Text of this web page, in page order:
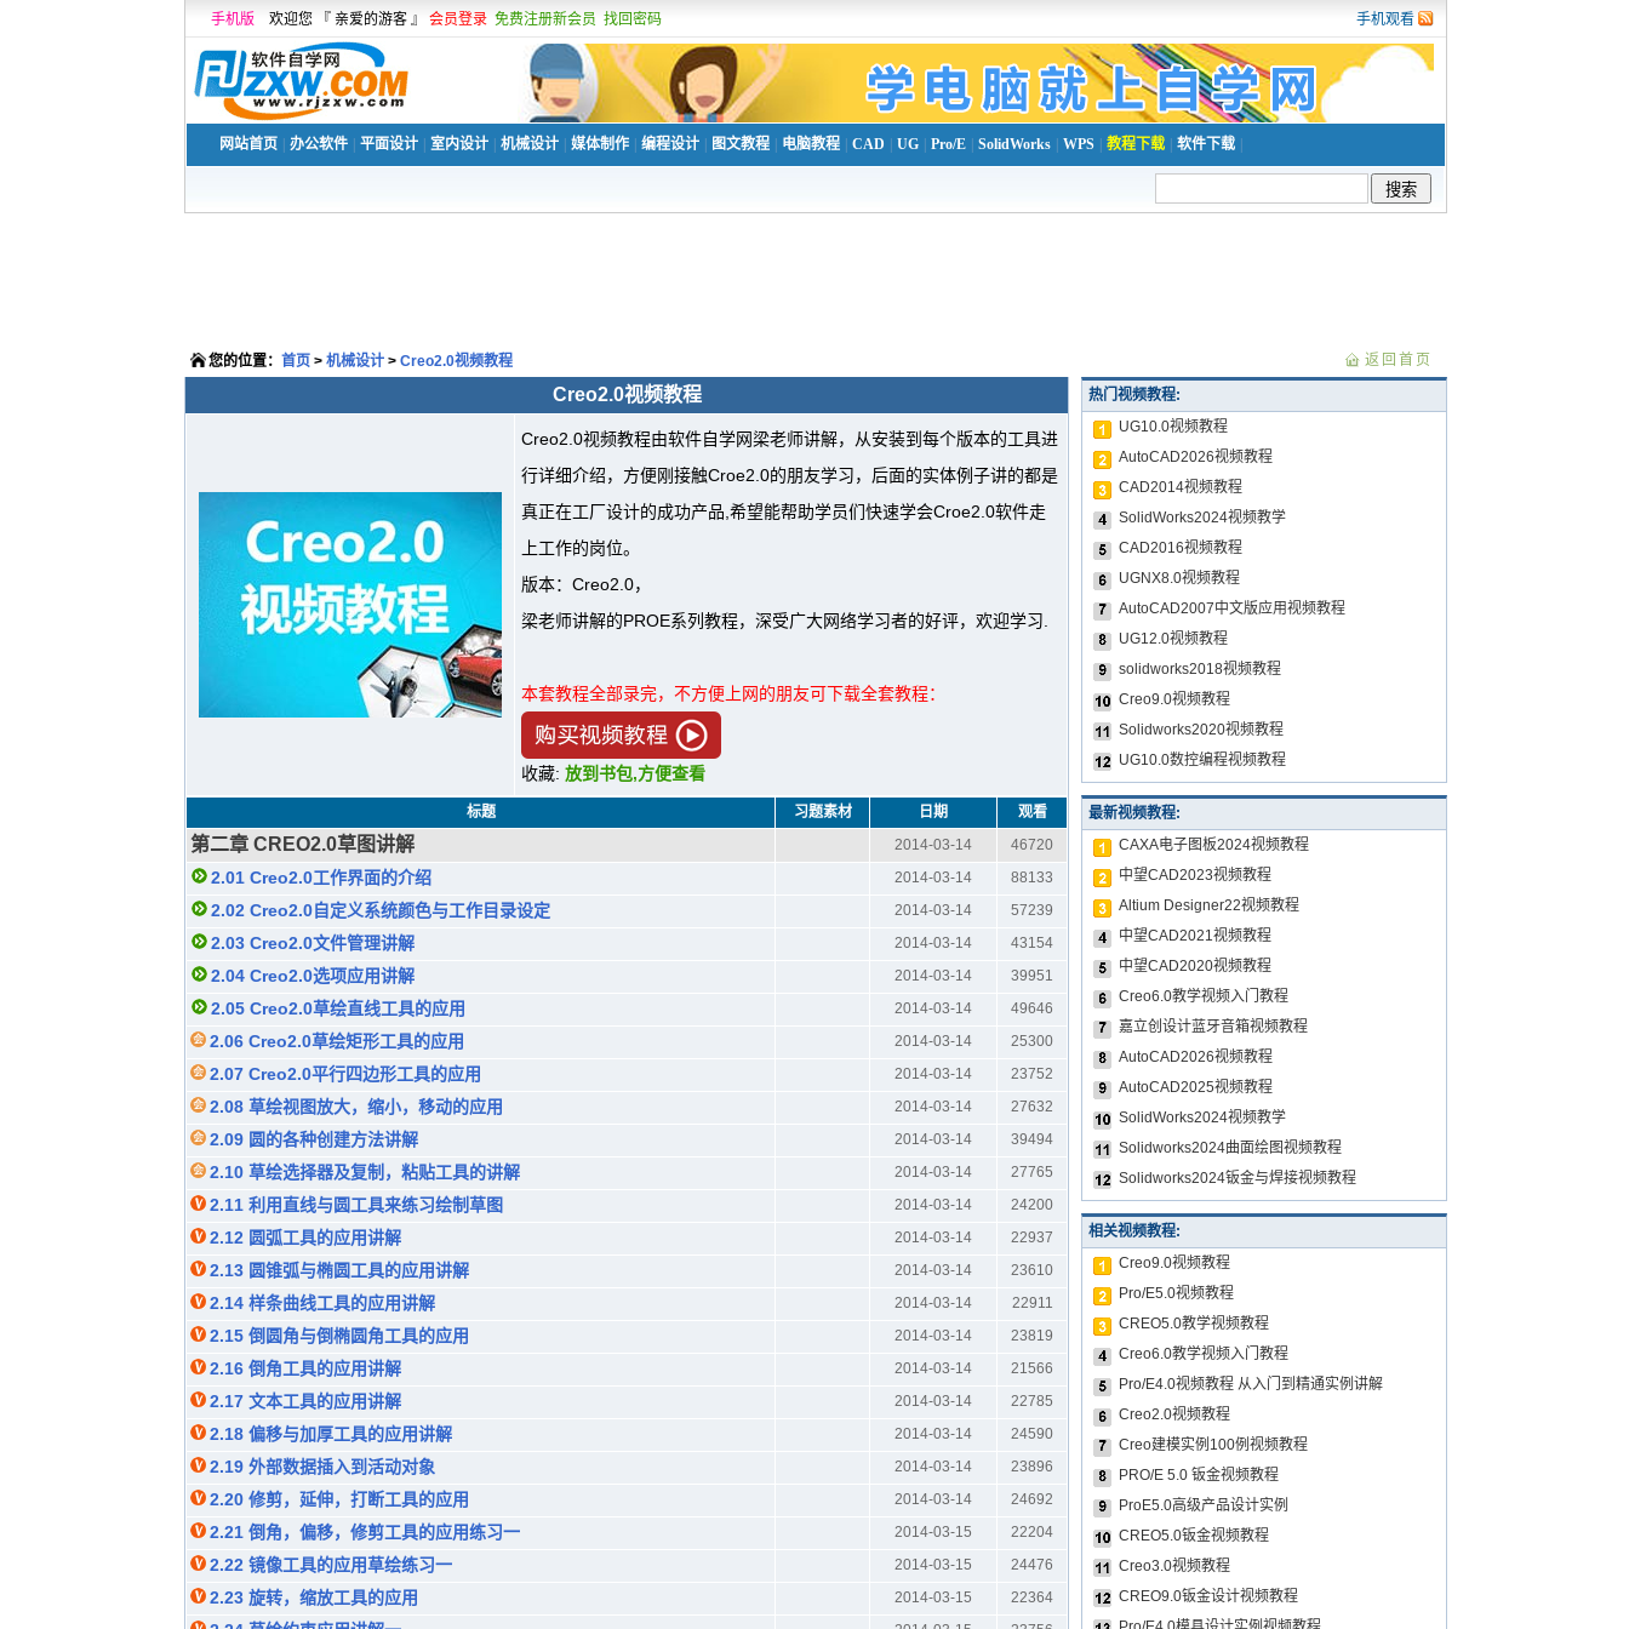
手机观看
手机版 欢迎您 『 亲爱的游客 』 会员登录 免费注册新会员 找回密码
网站首页 办公软件 平面设计 室内设计 机械设计 媒体制作 编程设计 图文教程 电脑教程 CAD UG Pro/E SolidWorks WPS 教程下载 软件下载
您的位置： 首页 > 机械设计 > Creo2.0视频教程 返回首页
Creo2.0视频教程
Creo2.0视频教程由软件自学网梁老师讲解，从安装到每个版本的工具进
行详细介绍，方便刚接触Croe2.0的朋友学习，后面的实体例子讲的都是
真正在工厂设计的成功产品,希望能帮助学员们快速学会Croe2.0软件走
上工作的岗位。
版本：Creo2.0，
梁老师讲解的PROE系列教程，深受广大网络学习者的好评，欢迎学习.
本套教程全部录完，不方便上网的朋友可下载全套教程：
收藏: 放到书包,方便查看
标题 习题素材 日期 观看
第二章 CREO2.0草图讲解 2014-03-14 46720
2.01 Creo2.0工作界面的介绍 2014-03-14 88133
2.02 Creo2.0自定义系统颜色与工作目录设定 2014-03-14 57239
2.03 Creo2.0文件管理讲解 2014-03-14 43154
2.04 Creo2.0选项应用讲解 2014-03-14 39951
2.05 Creo2.0草绘直线工具的应用 2014-03-14 49646
2.06 Creo2.0草绘矩形工具的应用 2014-03-14 25300
2.07 Creo2.0平行四边形工具的应用 2014-03-14 23752
2.08 草绘视图放大，缩小，移动的应用 2014-03-14 27632
2.09 圆的各种创建方法讲解 2014-03-14 39494
2.10 草绘选择器及复制，粘贴工具的讲解 2014-03-14 27765
2.11 利用直线与圆工具来练习绘制草图 2014-03-14 24200
2.12 圆弧工具的应用讲解 2014-03-14 22937
2.13 圆锥弧与椭圆工具的应用讲解 2014-03-14 23610
2.14 样条曲线工具的应用讲解 2014-03-14 22911
2.15 倒圆角与倒椭圆角工具的应用 2014-03-14 23819
2.16 倒角工具的应用讲解 2014-03-14 21566
2.17 文本工具的应用讲解 2014-03-14 22785
2.18 偏移与加厚工具的应用讲解 2014-03-14 24590
2.19 外部数据插入到活动对象 2014-03-14 23896
2.20 修剪，延伸，打断工具的应用 2014-03-14 24692
2.21 倒角，偏移，修剪工具的应用练习一 2014-03-15 22204
2.22 镜像工具的应用草绘练习一 2014-03-15 24476
2.23 旋转，缩放工具的应用 2014-03-15 22364
热门视频教程:
UG10.0视频教程
AutoCAD2026视频教程
CAD2014视频教程
SolidWorks2024视频教学
CAD2016视频教程
UGNX8.0视频教程
AutoCAD2007中文版应用视频教程
UG12.0视频教程
solidworks2018视频教程
Creo9.0视频教程
Solidworks2020视频教程
UG10.0数控编程视频教程
最新视频教程:
CAXA电子图板2024视频教程
中望CAD2023视频教程
Altium Designer22视频教程
中望CAD2021视频教程
中望CAD2020视频教程
Creo6.0教学视频入门教程
嘉立创设计蓝牙音箱视频教程
AutoCAD2026视频教程
AutoCAD2025视频教程
SolidWorks2024视频教学
Solidworks2024曲面绘图视频教程
Solidworks2024钣金与焊接视频教程
相关视频教程:
Creo9.0视频教程
Pro/E5.0视频教程
CREO5.0教学视频教程
Creo6.0教学视频入门教程
Pro/E4.0视频教程 从入门到精通实例讲解
Creo2.0视频教程
Creo建模实例100例视频教程
PRO/E 5.0 钣金视频教程
ProE5.0高级产品设计实例
CREO5.0钣金视频教程
Creo3.0视频教程
CREO9.0钣金设计视频教程